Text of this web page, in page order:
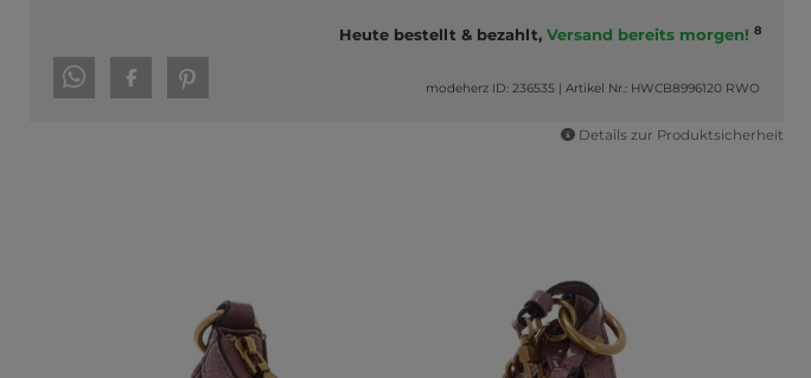
Heute bestellt & bezahlt, Versand bereits morgen! 8
modeherz ID: 236535 |Artikel Nr.: HWCB8996120 RWO
Details zur Produktsicherheit